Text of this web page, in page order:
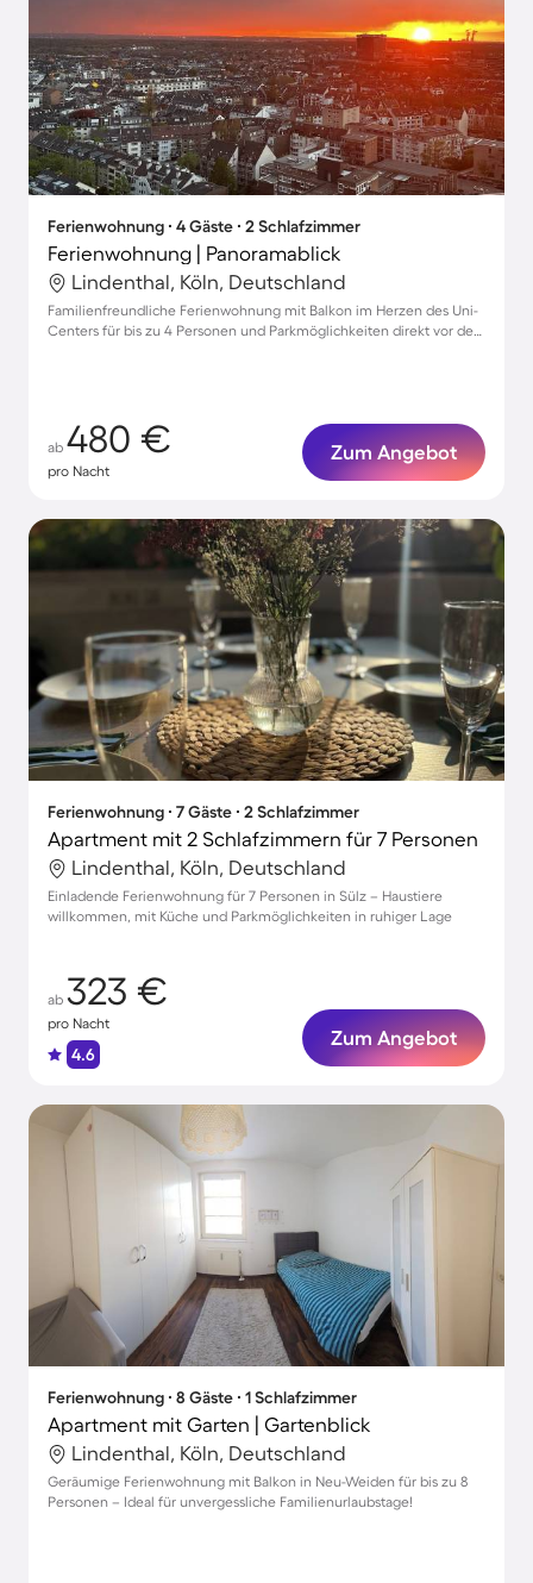
Ferienwohnung ∙ 4 Gäste ∙ 2 Schlafzimmer
Ferienwohnung | Panoramablick
Lindenthal, Köln, Deutschland
Familienfreundliche Ferienwohnung mit Balkon im Herzen des Uni-
Centers für bis zu 4 Personen und Parkmöglichkeiten direkt vor der
ab 480 €
pro Nacht
Zum Angebot
Ferienwohnung ∙ 7 Gäste ∙ 2 Schlafzimmer
Apartment mit 2 Schlafzimmern für 7 Personen
Lindenthal, Köln, Deutschland
Einladende Ferienwohnung für 7 Personen in Sülz – Haustiere
willkommen, mit Küche und Parkmöglichkeiten in ruhiger Lage
ab 323 €
pro Nacht
4.6
Zum Angebot
Ferienwohnung ∙ 8 Gäste ∙ 1 Schlafzimmer
Apartment mit Garten | Gartenblick
Lindenthal, Köln, Deutschland
Geräumige Ferienwohnung mit Balkon in Neu-Weiden für bis zu 8
Personen – Ideal für unvergessliche Familienurlaubstage!